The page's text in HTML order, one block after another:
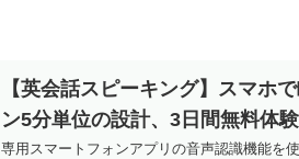
【英会話スピーキング】スマホ
ン5分単位の設計、3日間無料体
専用スマートフォンアプリの音声認識機能を